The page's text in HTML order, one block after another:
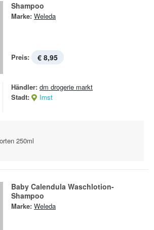
Shampoo
Marke: Weleda
Preis: € 8,95
Händler: dm drogerie markt
Stadt:
Imst
250ml
Baby Calendula Waschlotion-
Shampoo
Marke: Weleda